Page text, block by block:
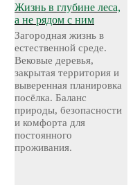
Жизнь в глубине леса,
а не рядом с ним
Загородная жизнь в
естественной среде.
Вековые деревья,
закрытая территория и
выверенная планировка
посёлка. Баланс
природы, безопасности
и комфорта для
постоянного
проживания.